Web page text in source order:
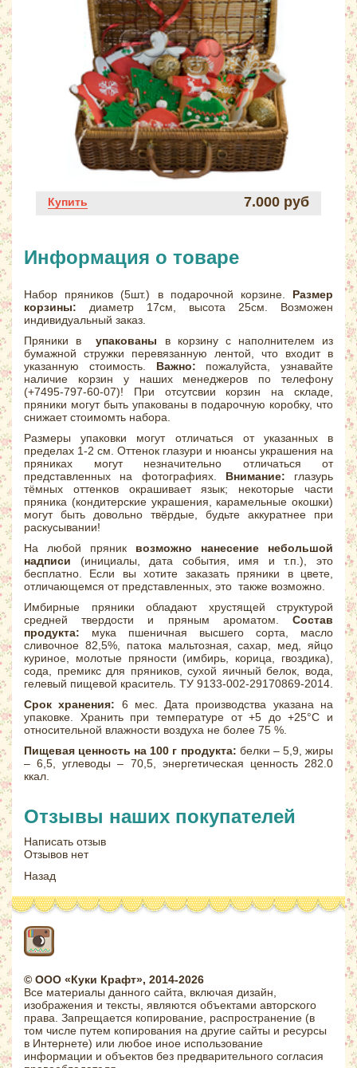
Купить 7.000 руб
Информация о товаре
Набор пряников (5шт.) в подарочной корзине. Размер
корзины: диаметр 17см, высота 25см. Возможен
индивидуальный заказ.
Пряники вупакованы в корзину с наполнителем из
бумажной стружки перевязанную лентой, что входит в
указанную стоимость. Важно: пожалуйста, узнавайте
наличие корзин у наших менеджеров по телефону
(+7495-797-60-07)! При отсутсвии корзин на складе,
пряники могут быть упакованы в подарочную коробку, что
снижает стоимомть набора.
Размеры упаковки могут отличаться от указанных в
пределах 1-2 см. Оттенок глазури и нюансы украшения на
пряниках могут незначительно отличаться от
представленных на фотографиях. Внимание: глазурь
тёмных оттенков окрашивает язык; некоторые части
пряника (кондитерские украшения, карамельные окошки)
могут быть довольно твёрдые, будьте аккуратнее при
раскусывании!
На любой пряник возможно нанесение небольшой
надписи (инициалы, дата события, имя и т.п.), это
бесплатно. Если вы хотите заказать пряники в цвете,
отличающемся от представленных, это также возможно.
Имбирные пряники обладают хрустящей структурой
средней твердости и пряным ароматом.
Состав
продукта: мука пшеничная высшего сорта, масло
сливочное 82,5%, патока мальтозная, сахар, мед, яйцо
куриное, молотые пряности (имбирь, корица, гвоздика),
сода, премикс для пряников, сухой яичный белок, вода,
гелевый пищевой краситель. ТУ 9133-002-29170869-2014.
Срок хранения: 6 мес. Дата производства указана на
упаковке. Хранить при температуре от +5 до +25°С и
относительной влажности воздуха не более 75 %.
Пищевая ценность на 100 г продукта: белки – 5,9, жиры
– 6,5, углеводы – 70,5, энергетическая ценность 282.0
ккал.
Отзывы наших покупателей
Написать отзыв
Отзывов нет
Назад
© ООО «Куки Крафт», 2014-2026
Все материалы данного сайта, включая дизайн,
изображения и тексты, являются объектами авторского
права. Запрещается копирование, распространение (в
том числе путем копирования на другие сайты и ресурсы
в Интернете) или любое иное использование
информации и объектов без предварительного согласия